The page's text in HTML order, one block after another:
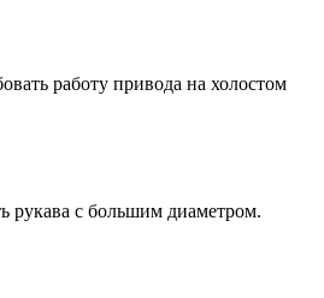
работу привода на холостом
рукава с большим диаметром.